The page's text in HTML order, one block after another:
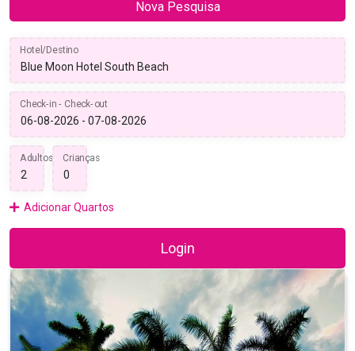
Nova Pesquisa
Hotel/Destino
Check-in - Check-out
Adultos Crianças
Adicionar Quartos
Login